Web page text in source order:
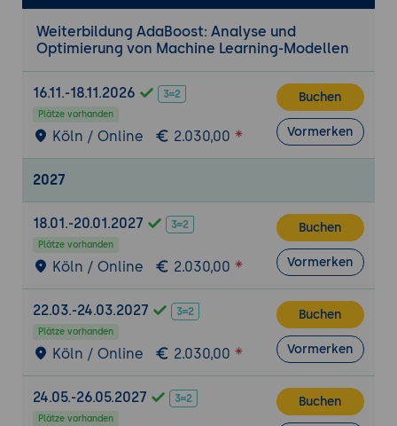
Validierung und Bewertung des
Modells: Kreuzvalidierung,
Genauigkeitsmetriken.
von Entscheidunggrenzen und Fehlern.
Praxisübung 1: Installation und
Grundkonfiguration von AdaBoost
Ziel der Übung:
Techniken zur Installation und
Grundkonfiguration von AdaBoost.
Projektbeschreibung:
Teilnehmer
installieren AdaBoost, laden einen
Datensatz und erstellen ein erstes
Klassifikationsmodell.
Anforderungen:
grundlegenden Funktionen und
Vorlagen von AdaBoost.
Schritt-für-Schritt-Anleitung:
Weiterbildung AdaBoost: Analyse und
Optimierung von Machine Learning-Modellen
16.11.-18.11.2026
Plätze vorhanden
Köln / Online 2.030,00
Buchen
Vormerken
2027
18.01.-20.01.2027
Plätze vorhanden
Köln / Online 2.030,00
Buchen
Vormerken
22.03.-24.03.2027
Plätze vorhanden
Köln / Online 2.030,00
Buchen
Vormerken
24.05.-26.05.2027
Plätze vorhanden
Buchen